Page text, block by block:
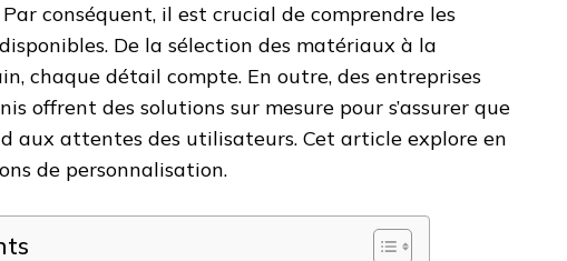
Par conséquent, il est crucial de comprendre les
De la sélection des matériaux à la
chaque détail compte. En outre, des entreprises
offrent des solutions sur mesure pour s’assurer que
aux attentes des utilisateurs. Cet article explore en
de personnalisation.